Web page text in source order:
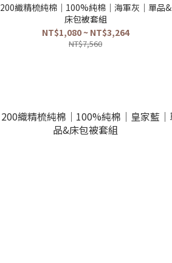
200織精梳純棉｜100%純棉｜海軍灰｜單品&
床包被套組
NT$1,080 ~ NT$3,264
NT$7,560